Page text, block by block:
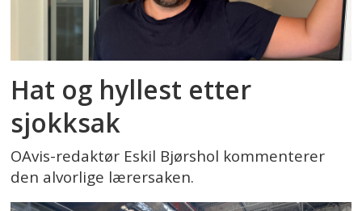
Hat og hyllest etter
sjokksak
OAvis-redaktør Eskil Bjørshol kommenterer
den alvorlige lærersaken.